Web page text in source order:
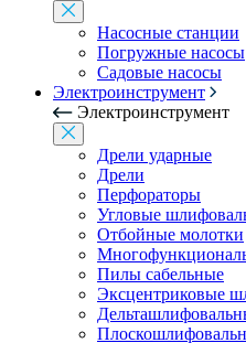
Насосные станции
Погружные насосы
Садовые насосы
Электроинструмент
Электроинструмент
Дрели ударные
Дрели
Перфораторы
Угловые
Отбойные молотки
Пилы сабельные
Эксцентриковые